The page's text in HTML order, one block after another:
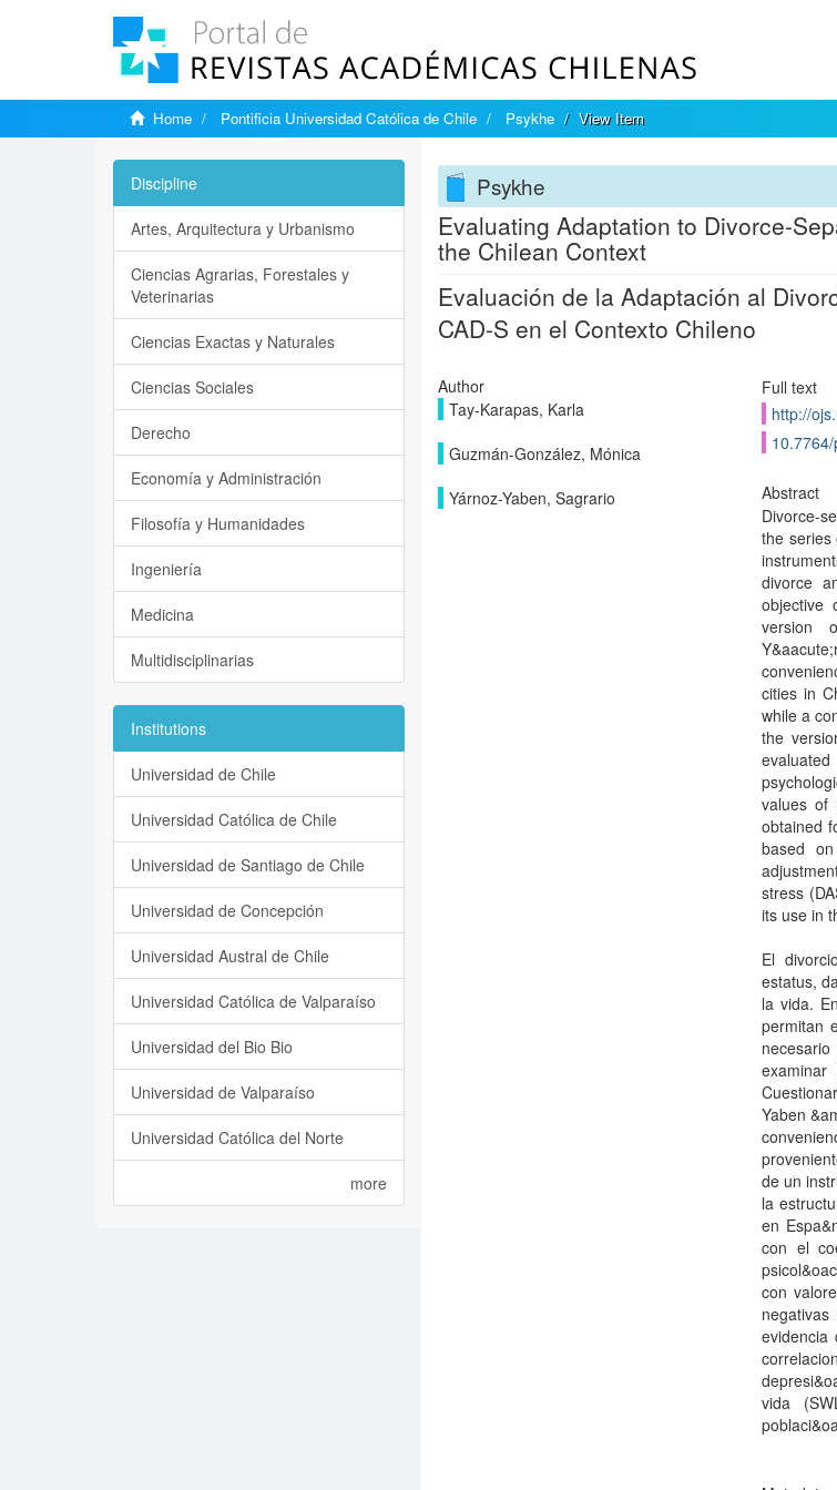
Home Pontificia Universidad Católica de Chile Psykhe View Item
Psykhe
Evaluating Adaptation to Divorce-
the Chilean Context
Evaluación de la Adaptación al
CAD-S en el Contexto Chileno
Author
Tay-Karapas, Karla
Guzmán-González, Mónica
Yárnoz-Yaben, Sagrario
Full text
http://
Abstract
Divorce-
the series
divorce
objective
version
cities in
while a
the
values of
obtained
based
stress
its use in
El
estatus,
la vida.
permitan
Yaben
de un
la
en
con el
con
evidencia
vida
Discipline
Artes, Arquitectura y Urbanismo
Ciencias Agrarias, Forestales y
Veterinarias
Ciencias Exactas y Naturales
Ciencias Sociales
Derecho
Economía y Administración
Filosofía y Humanidades
Ingeniería
Medicina
Multidisciplinarias
Institutions
Universidad de Chile
Universidad Católica de Chile
Universidad de Santiago de Chile
Universidad de Concepción
Universidad Austral de Chile
Universidad Católica de Valparaíso
Universidad del Bio Bio
Universidad de Valparaíso
Universidad Católica del Norte
more